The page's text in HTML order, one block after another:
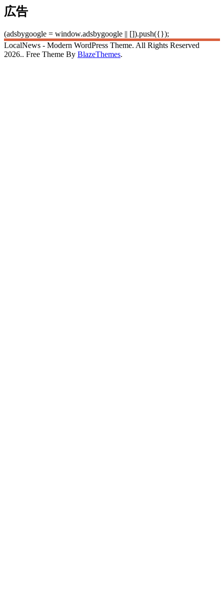
広告
(adsbygoogle = window.adsbygoogle || []).push({});
LocalNews - Modern WordPress Theme. All Rights Reserved
2026.. Free Theme By BlazeThemes.